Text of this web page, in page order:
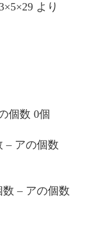
より
個数 0個
– アの個数
数 – アの個数